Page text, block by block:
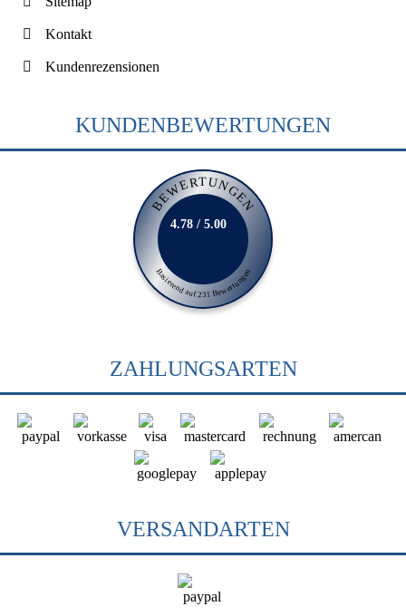
Kontakt
Kundenrezensionen
KUNDENBEWERTUNGEN
BEWERTUNGEN
Basierend auf 231 Bewertungen
4.78 / 5.00
ZAHLUNGSARTEN
VERSANDARTEN